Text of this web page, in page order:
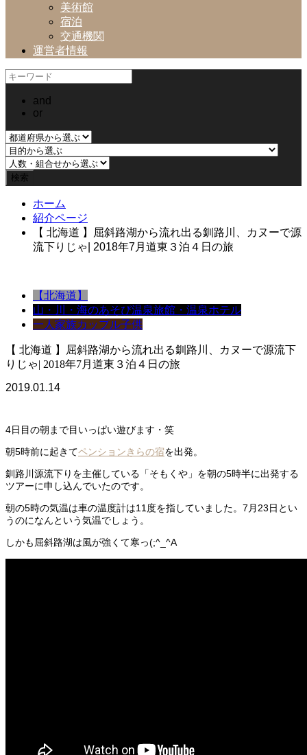
美術館
宿泊
交通機関
運営者情報
and
or
ホーム
紹介ページ
【 北海道 】屈斜路湖から流れ出る釧路川、カヌーで源
流下りじゃ| 2018年7月道東３泊４日の旅
【北海道】
山・川・海のあそび温泉旅館・温泉ホテル
一人家族カップル子供
【 北海道 】屈斜路湖から流れ出る釧路川、カヌーで源流下
りじゃ| 2018年7月道東３泊４日の旅
2019.01.14
4日目の朝まで目いっぱい遊びます・笑
朝5時前に起きてペンションきらの宿を出発。
釧路川源流下りを主催している「そもくや」を朝の5時半に出発する
ツアーに申し込んでいたのです。
朝の5時の気温は車の温度計は11度を指していました。7月23日とい
うのになんという気温でしょう。
しかも屈斜路湖は風が強くて寒っ(;^_^A